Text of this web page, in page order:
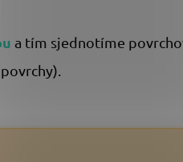
a tím sjednotíme